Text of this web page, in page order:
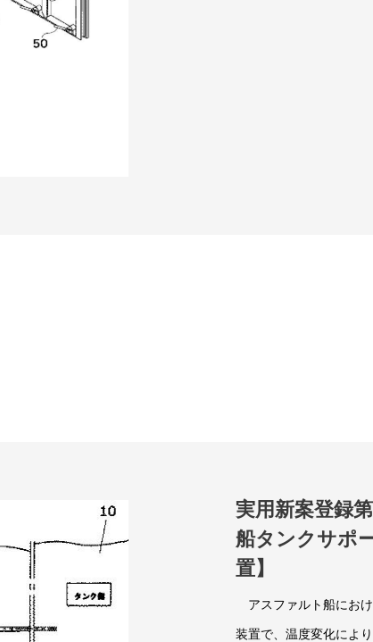
実用新案登録
船タンクサポ
置】
アスファルト船にお
装置で、温度変化によ